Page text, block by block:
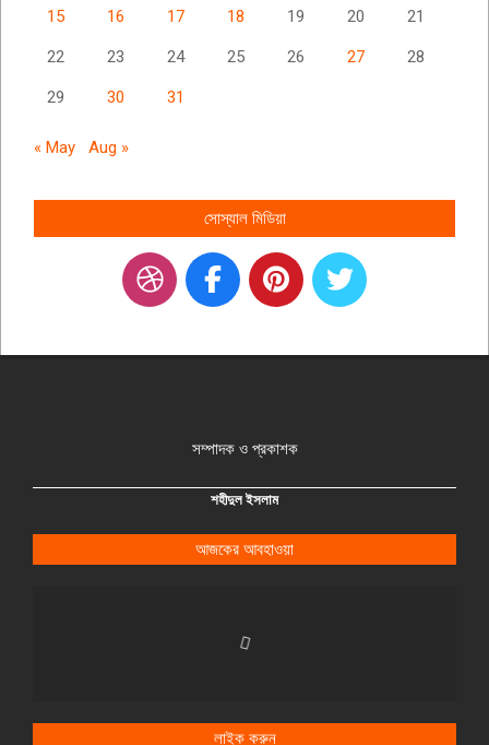
15 16 17 18 19 20 21
22 23 24 25 26 27 28
29 30 31
« May Aug »
সোস্যাল মিডিয়া
সম্পাদক ও প্রকাশক
শহীদুল ইসলাম
আজকের আবহাওয়া
লাইক করুন